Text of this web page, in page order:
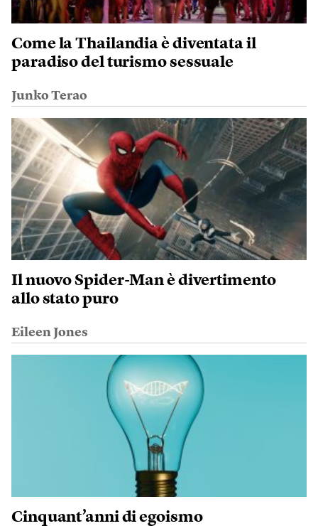
Come la Thailandia è diventata il
paradiso del turismo sessuale
Junko Terao
Il nuovo Spider-Man è divertimento
allo stato puro
Eileen Jones
Cinquant’anni di egoismo